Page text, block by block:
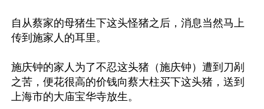
自从蔡家的母猪生下这头怪猪之后，消息当然马上
传到施家人的耳里。
施庆钟的家人为了不忍这头猪（施庆钟）遭到刀剐
之苦，便花很高的价钱向蔡大柱买下这头猪，送到
上海市的大庙宝华寺放生。